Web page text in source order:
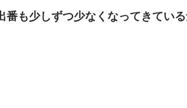
も少しずつ少なくなってきてい